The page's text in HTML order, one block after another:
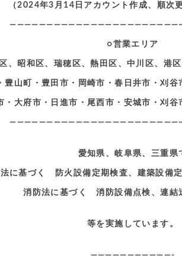
（2024年3月14日アカウント作成、順次
○営業エリア
昭和区、瑞穂区、熱田区、中川区、港
山町・豊田市・岡崎市・春日井市・刈
・大府市・日進市・尾西市・安城市・刈
愛知県、岐阜県、三重県
に基づく 防火設備定期検査、建築設備
消防法に基づく 消防設備点検、連結
等を実施しています。
———————————-